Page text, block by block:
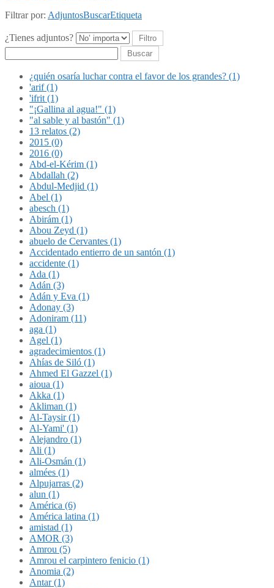
Filtrar por: AdjuntosBuscarEtiqueta
¿Tienes adjuntos?
Buscar
¿quién osaría luchar contra el favor de los grandes? (1)
'arif (1)
'ifrit (1)
"¡Gallina al agua!" (1)
"al sable y al bastón" (1)
13 relatos (2)
2015 (0)
2016 (0)
Abd-el-Kérim (1)
Abdallah (2)
Abdul-Medjid (1)
Abel (1)
abesch (1)
Abirám (1)
Abou Zeyd (1)
abuelo de Cervantes (1)
Accidentado entierro de un santón (1)
accidente (1)
Ada (1)
Adán (3)
Adán y Eva (1)
Adonay (3)
Adoniram (11)
aga (1)
Agel (1)
agradecimientos (1)
Ahías de Siló (1)
Ahmed El Gazzel (1)
aioua (1)
Akka (1)
Akliman (1)
Al-Taysir (1)
Al-Yami' (1)
Alejandro (1)
Ali (1)
Ali-Osmán (1)
almées (1)
Alpujarras (2)
alun (1)
América (6)
América latina (1)
amistad (1)
AMOR (3)
Amrou (5)
Amrou el carpintero fenicio (1)
Anomia (2)
Antar (1)